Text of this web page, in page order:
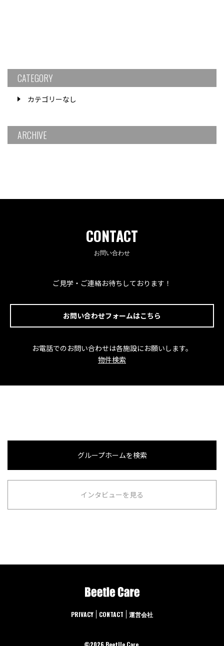
CATEGORY
カテゴリーなし
ARCHIVE
CONTACT
お問い合わせ
ご見学・ご連絡お待ちしております！
お問い合わせフォームはこちら
お電話でのお問い合わせは各施設にお願いします。
物件検索
グループホームを検索
インタビューを見る
PRIVACY CONTACT 運営会社
©︎2026 Beetlle Care.